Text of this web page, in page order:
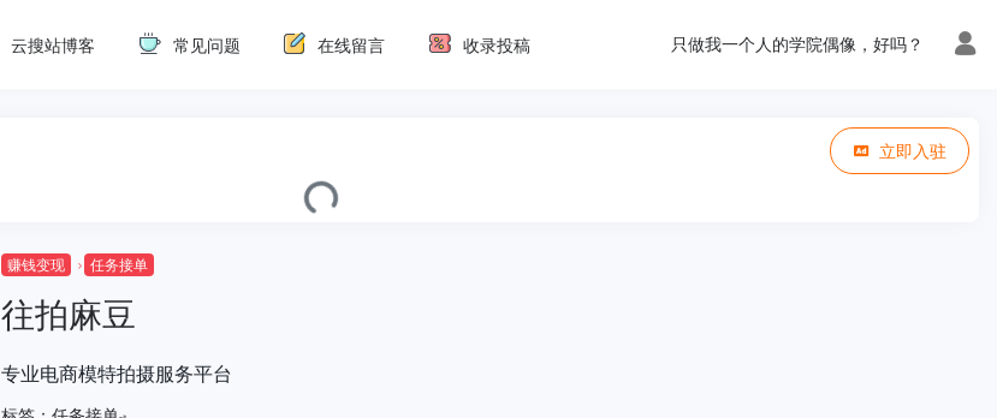
云搜站博客 常见问题 在线留言 收录投稿 只做我一个人的学院偶像，好吗？
立即入驻
赚钱变现 任务接单
往拍麻豆
专业电商模特拍摄服务平台